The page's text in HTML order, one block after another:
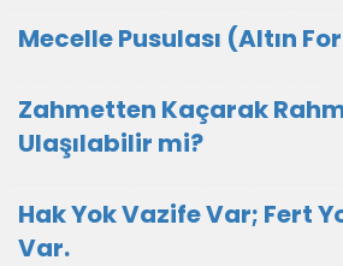
Mecelle Pusulası (Altın
Zahmetten Kaçarak
Ulaşılabilir mi?
Hak Yok Vazife Var; Fert
Var.